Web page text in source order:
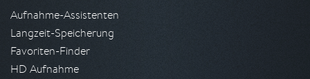
Aufnahme-Assistenten
Langzeit-Speicherung
Favoriten-Finder
HD Aufnahme